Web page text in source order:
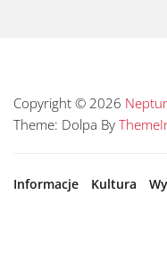
Copyright © 2026
Theme: Dolpa By
Informacje Kultura